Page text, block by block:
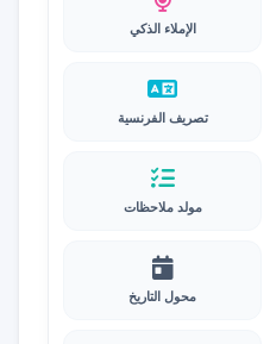
الإملاء الذكي
تصريف الفرنسية
مولد ملاحظات
محول التاريخ